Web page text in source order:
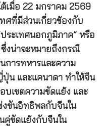
เมื่อ 22 มกราคม 2569
ศที่มีส่วนเกี่ยวข้องกับ
ระเทศนอกภูมิภาค” หรือ
ซึ่งน่าจะหมายถึงกรณี
ารทหารและความ
น และแคนาดา ทำให้จีน
เขตความขัดแย้ง และ
งขันอิทธิพลกับจีนใน
คู่ขัดแย้งกับจีนใน